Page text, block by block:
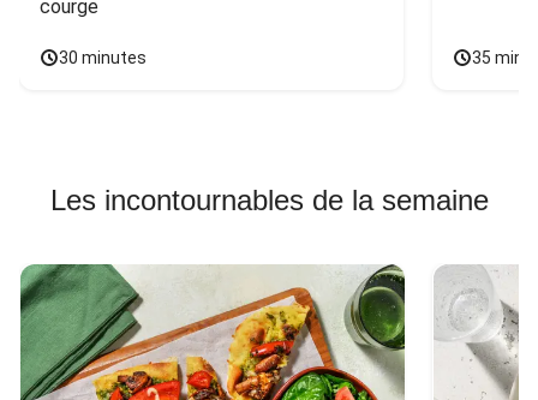
courge
30 minutes 35
Les incontournables de la semaine